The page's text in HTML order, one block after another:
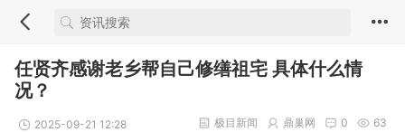
任贤齐感谢老乡帮自己修缮祖宅 具体什么情
况？
2025-09-21 12:28 63
0
鼎巢网
极目新闻